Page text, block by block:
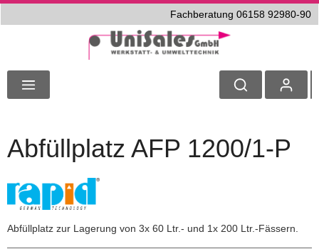
Fachberatung 06158 92980-90
Abfüllplatz AFP 1200/1-P
Abfüllplatz zur Lagerung von 3x 60 Ltr.- und 1x 200 Ltr.-Fässern.